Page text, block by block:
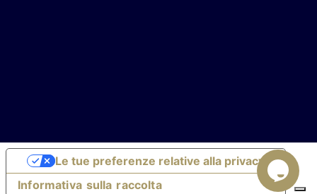
Informativa sulla raccolta
Le tue preferenze relative alla privacy